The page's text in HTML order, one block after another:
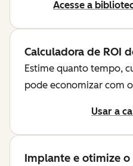
Acesse a
Calculadora de ROI
Estime quanto tempo,
pode economizar com
Usar a
Implante e otimize